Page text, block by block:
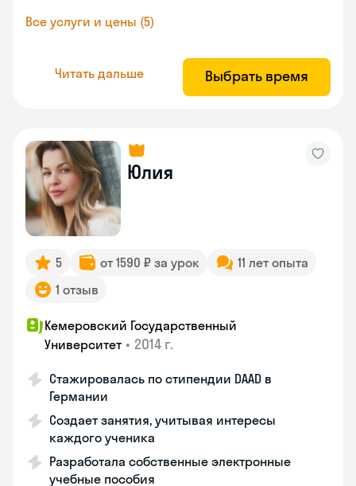
Все услуги и цены (5)
Читать дальше Выбрать время
Юлия
5 от 1590 ₽ за урок
11 лет опыта
1 отзыв
Кемеровский Государственный
Университет • 2014 г.
Стажировалась по стипендии DAAD в
Германии
Создает занятия, учитывая интересы
каждого ученика
Разработала собственные электронные
учебные пособия